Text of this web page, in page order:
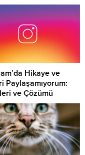
Hikaye ve
Paylaşamıyorum:
ve Çözümü